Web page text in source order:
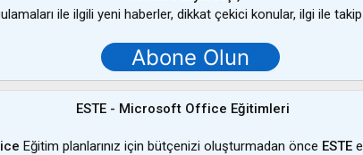
ile ilgili yeni haberler, dikkat çekici konular, ilgi ile
Abone Olun
ESTE - Microsoft Office Eğitimleri
Eğitim planlarınız için bütçenizi oluşturmadan önce ESTE